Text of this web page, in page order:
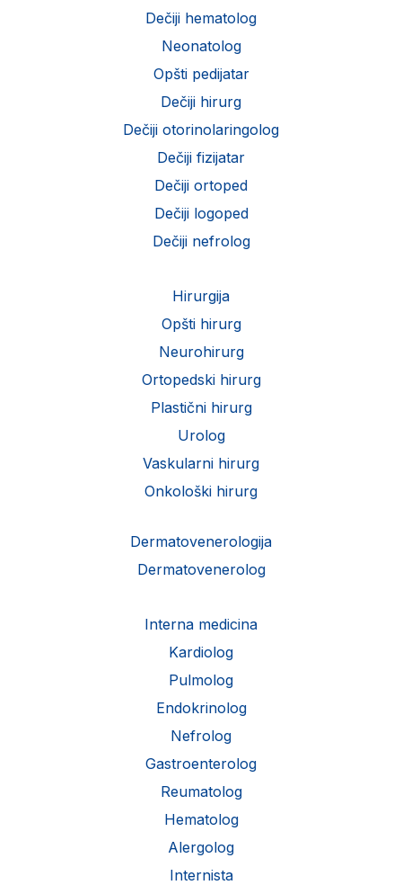
Dečiji hematolog
Neonatolog
Opšti pedijatar
Dečiji hirurg
Dečiji otorinolaringolog
Dečiji fizijatar
Dečiji ortoped
Dečiji logoped
Dečiji nefrolog
Hirurgija
Opšti hirurg
Neurohirurg
Ortopedski hirurg
Plastični hirurg
Urolog
Vaskularni hirurg
Onkološki hirurg
Dermatovenerologija
Dermatovenerolog
Interna medicina
Kardiolog
Pulmolog
Endokrinolog
Nefrolog
Gastroenterolog
Reumatolog
Hematolog
Alergolog
Internista